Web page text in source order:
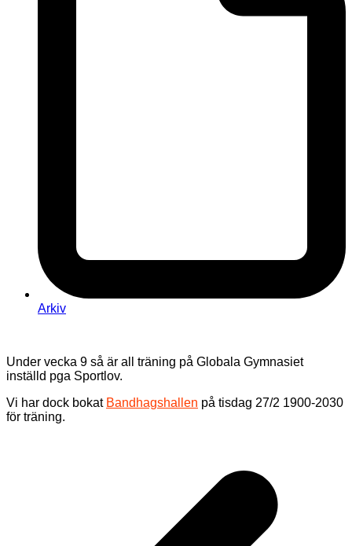
Arkiv
Under vecka 9 så är all träning på Globala Gymnasiet
inställd pga Sportlov.
Vi har dock bokat Bandhagshallen på tisdag 27/2 1900-2030
för träning.